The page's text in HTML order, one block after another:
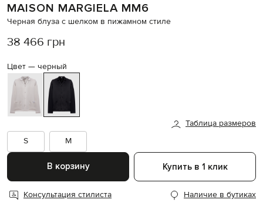
Похожие товары
MAISON MARGIELA MM6
Черная блуза с шелком в пижамном стиле
38 466 грн
Цвет — черный
Таблица размеров
S
M
В корзину Купить в 1 клик
Консультация стилиста Наличие в бутиках